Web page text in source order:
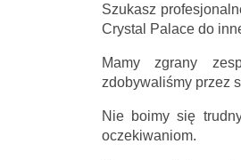
Szukasz
Crystal Palace do
Mamy zgrany
zdobywaliśmy przez
Nie boimy się
oczekiwaniom.